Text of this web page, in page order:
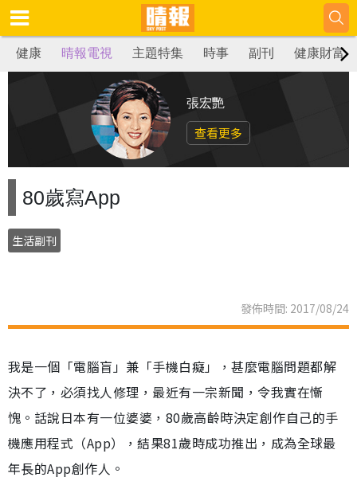
健康 晴報電視 主題特集 時事 副刊 健康財富
張宏艷
查看更多
80歲寫App
生活副刊
發佈時間: 2017/08/24
我是一個「電腦盲」兼「手機白癡」，甚麼電腦問題都解
決不了，必須找人修理，最近有一宗新聞，令我實在慚
愧。話說日本有一位婆婆，80歲高齡時決定創作自己的手
機應用程式（App），結果81歲時成功推出，成為全球最
年長的App創作人。